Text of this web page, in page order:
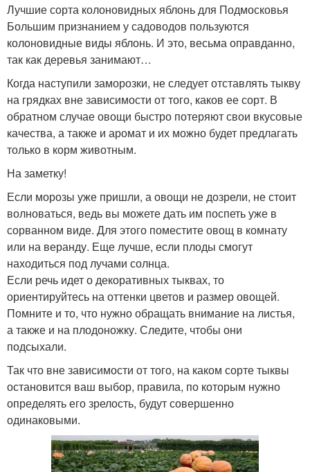
Лучшие сорта колоновидных яблонь для Подмосковья
Большим признанием у садоводов пользуются
колоновидные виды яблонь. И это, весьма оправданно,
так как деревья занимают…
Когда наступили заморозки, не следует отставлять тыкву
на грядках вне зависимости от того, каков ее сорт. В
обратном случае овощи быстро потеряют свои вкусовые
качества, а также и аромат и их можно будет предлагать
только в корм животным.
На заметку!
Если морозы уже пришли, а овощи не дозрели, не стоит
волноваться, ведь вы можете дать им поспеть уже в
сорванном виде. Для этого поместите овощ в комнату
или на веранду. Еще лучше, если плоды смогут
находиться под лучами солнца.
Если речь идет о декоративных тыквах, то
ориентируйтесь на оттенки цветов и размер овощей.
Помните и то, что нужно обращать внимание на листья,
а также и на плодоножку. Следите, чтобы они
подсыхали.
Так что вне зависимости от того, на каком сорте тыквы
остановится ваш выбор, правила, по которым нужно
определять его зрелость, будут совершенно
одинаковыми.